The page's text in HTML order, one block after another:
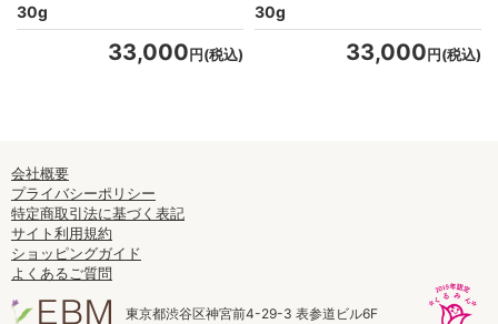
30g
33,000円(税込)
30g
33,000円(税込)
会社概要
プライバシーポリシー
特定商取引法に基づく表記
サイト利用規約
ショッピングガイド
よくあるご質問
東京都渋谷区神宮前4-29-3 表参道ビル6F